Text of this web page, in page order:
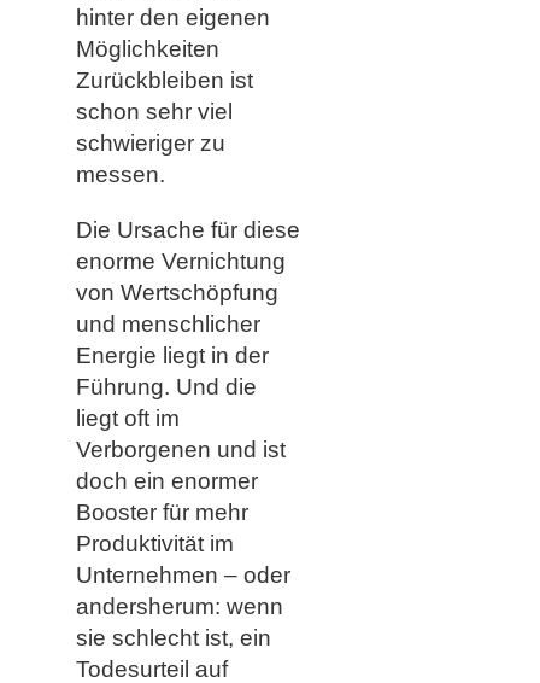
hinter den eigenen
Möglichkeiten
Zurückbleiben ist
schon sehr viel
schwieriger zu
messen.
Die Ursache für diese
enorme Vernichtung
von Wertschöpfung
und menschlicher
Energie liegt in der
Führung. Und die
liegt oft im
Verborgenen und ist
doch ein enormer
Booster für mehr
Produktivität im
Unternehmen – oder
andersherum: wenn
sie schlecht ist, ein
Todesurteil auf